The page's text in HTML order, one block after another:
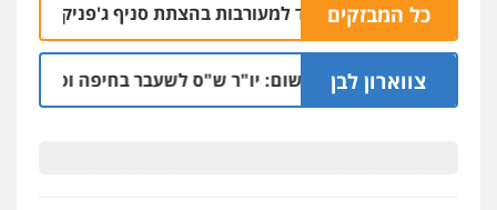
כל המבזקים
רחובות נעצרו בחשד למעורבות בהצתת סניף ג'פניקה בגבעתיים
צווארון לבן
כתב אישום: יו"ר ש"ס לשעבר בחיפה וסינדיקאט